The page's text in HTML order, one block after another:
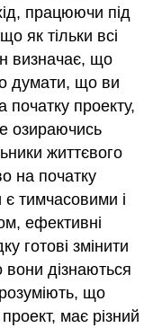
працюючи під
як тільки всі
визначає, що
думати, що ви
проекту,
озираючись
життєвого
на початку
є тимчасовими і
ефективні
готові змінити
вони дізнаються
що
має різний